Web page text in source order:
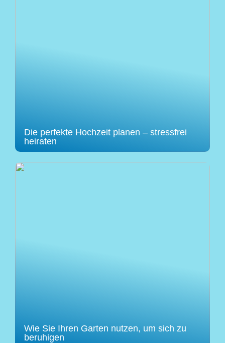
Die perfekte Hochzeit planen – stressfrei
heiraten
Wie Sie Ihren Garten nutzen, um sich zu
beruhigen